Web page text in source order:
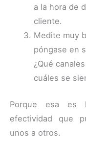
a la hora de
cliente.
Medite muy
póngase en
¿Qué
cuáles se
Porque esa es
efectividad que
unos a otros.